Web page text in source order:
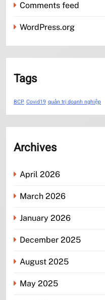
Comments feed
WordPress.org
Tags
BCP Covid19 quản trị doanh nghiệp
Archives
April 2026
March 2026
January 2026
December 2025
August 2025
May 2025